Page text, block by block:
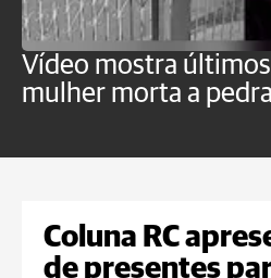
Vídeo mostra
mulher morta a
Coluna RC
de presentes